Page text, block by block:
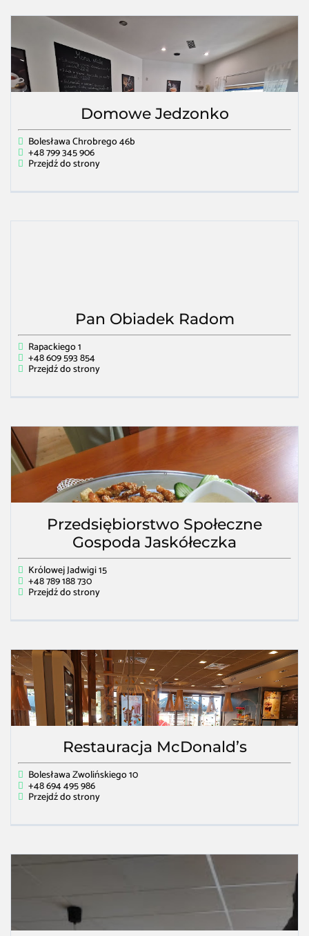
Domowe Jedzonko
Bolesława Chrobrego 46b
+48 799 345 906
Przejdź do strony
Pan Obiadek Radom
Rapackiego 1
+48 609 593 854
Przejdź do strony
Przedsiębiorstwo Społeczne
Gospoda Jaskółeczka
Królowej Jadwigi 15
+48 789 188 730
Przejdź do strony
Restauracja McDonald’s
Bolesława Zwolińskiego 10
+48 694 495 986
Przejdź do strony